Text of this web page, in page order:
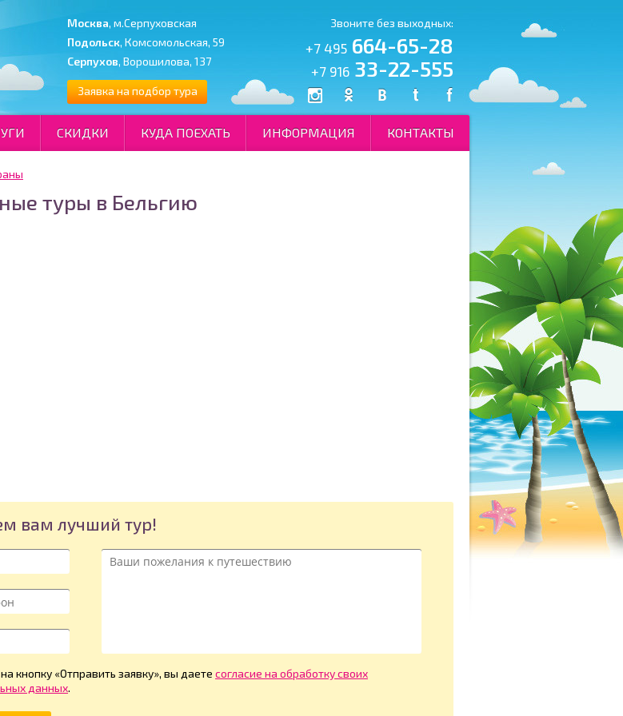
Звоните без выходных:
+7 495 664-65-28
+7 916 33-22-555
Москва, м.Серпуховская
Подольск, Комсомольская, 59
Серпухов, Ворошилова, 137
Заявка на подбор тура
СКИДКИ КУДА ПОЕХАТЬ ИНФОРМАЦИЯ КОНТАКТЫ
туры в Бельгию
вам лучший тур!
кнопку «Отправить заявку», вы даете согласие на обработку своих
данных.